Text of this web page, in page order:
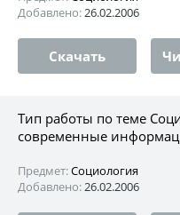
Добавлено:26.02.2006
Скачать
Тип работы по теме
современные
Предмет:Социология
Добавлено:26.02.2006